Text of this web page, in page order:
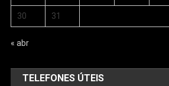
30 31
« abr
TELEFONES ÚTEIS